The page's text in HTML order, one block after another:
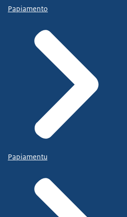
Papiamento
Papiamentu